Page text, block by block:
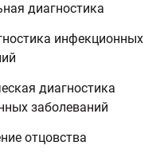
диагностика
инфекционных
диагностика
заболеваний
отцовства